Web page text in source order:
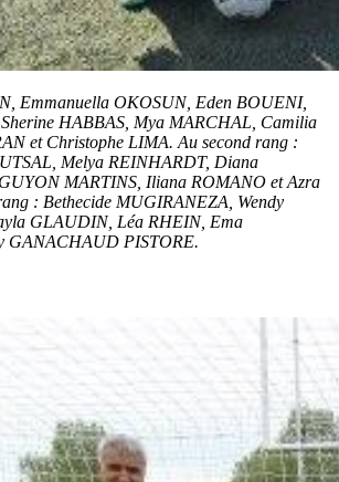
Emmanuella OKOSUN, Eden BOUENI,
HABBAS, Mya MARCHAL, Camilia
et Christophe LIMA. Au second rang :
Melya REINHARDT, Diana
MARTINS, Iliana ROMANO et Azra
: Bethecide MUGIRANEZA, Wendy
GLAUDIN, Léa RHEIN, Ema
GANACHAUD PISTORE.